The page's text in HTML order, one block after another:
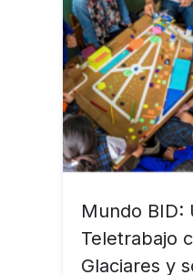
Mundo BID:
Teletrabajo
Glaciares y